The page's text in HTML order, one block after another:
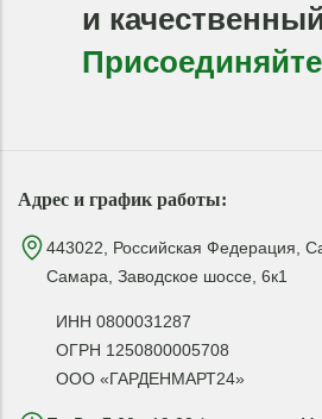
и
Адрес и график работы:
443022, Российская Федерация,
Самара, Заводское шоссе, 6к1
ИНН 0800031287
ОГРН 1250800005708
ООО «ГАРДЕНМАРТ24»